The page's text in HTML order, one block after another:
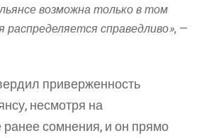
возможна только в том
распределяется справедливо», —
приверженность
несмотря на
сомнения, и он прямо